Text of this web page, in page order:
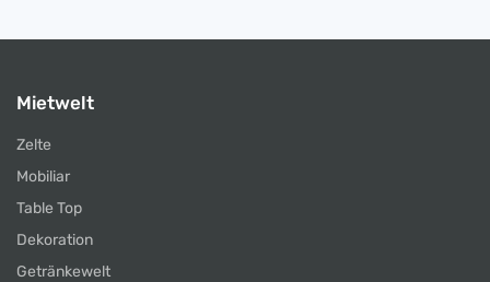
Mietwelt
Zelte
Mobiliar
Table Top
Dekoration
Getränkewelt